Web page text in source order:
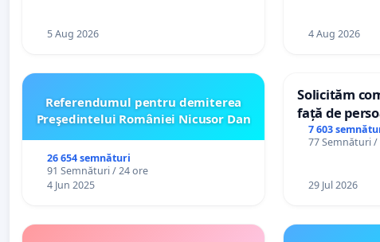
5 Aug 2026 4 Aug 2026
Referendumul pentru demiterea
Preşedintelui României Nicusor Dan
26 654 semnături
91 Semnături / 24 ore
4 Jun 2025
Solicităm
față de
7 603
77 Semnături /
29 Jul 2026